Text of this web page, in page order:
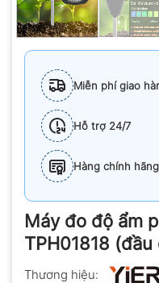
Miễn phí giao
Hỗ trợ 24/7
Hàng chính
Máy đo độ ẩm
TPH01818
Thương hiệu: